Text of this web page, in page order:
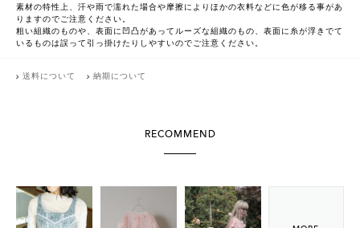
素材の特性上、汗や雨で濡れた場合や摩擦によりほかの衣料などに色が移る事があ
りますのでご注意ください。
粗い組織のものや、表面に凹凸があってルーズな組織のもの、表面に糸が浮きでて
いるものは誤って引っ掛けたりしやすいのでご注意ください。
送料について 納期について
RECOMMEND